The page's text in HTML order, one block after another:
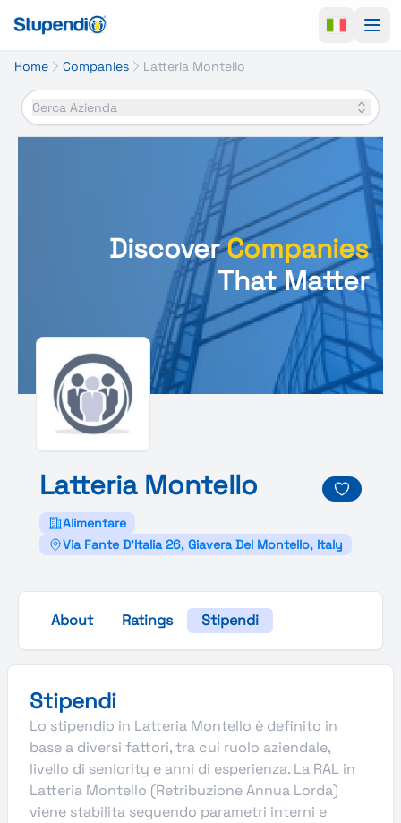
Home Companies Latteria Montello
Cerca Azienda
DiscoverCompanies
That Matter
Latteria Montello
Alimentare
Via Fante D'Italia 26, Giavera Del Montello, Italy
About Ratings Stipendi
Stipendi
Lo stipendio in Latteria Montello è definito in
base a diversi fattori, tra cui ruolo aziendale,
livello di seniority e anni di esperienza. La RAL in
Latteria Montello (Retribuzione Annua Lorda)
viene stabilita seguendo parametri interni e